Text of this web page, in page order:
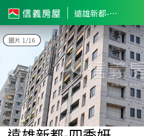
遠雄新都-四季妍
圖片 1/16